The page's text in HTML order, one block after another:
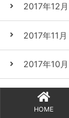
2017年12月
2017年11月
2017年10月
2017年9月
HOME